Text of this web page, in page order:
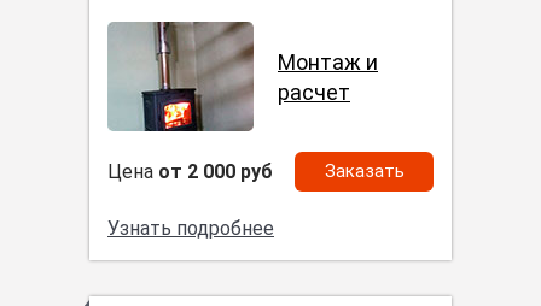
Монтаж и
расчет
Цена от 2 000 руб Заказать
Узнать подробнее